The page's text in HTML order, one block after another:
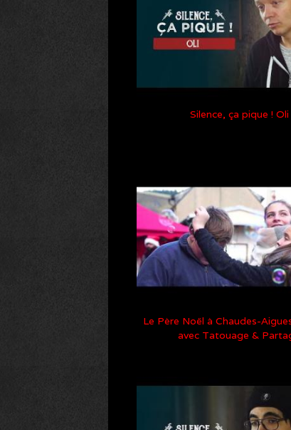
Silence, ça pique ! Oli
Le Père Noël à Chaudes-
avec Tatouage &